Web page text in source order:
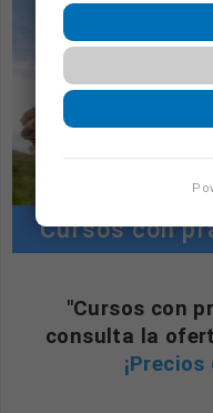
Cursos con
"Cursos con
consulta la